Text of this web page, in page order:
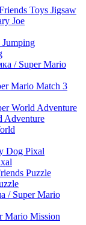
Toys Jigsaw
Mario Match 3
Adventure
Mission